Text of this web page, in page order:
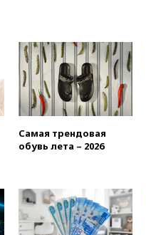
Самая трендовая
обувь лета – 2026